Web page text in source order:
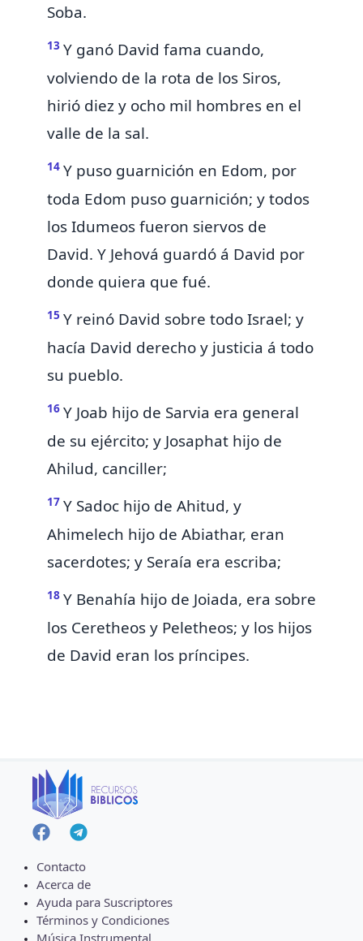
Soba.
13 Y ganó David fama cuando,
volviendo de la rota de los Siros,
hirió diez y ocho mil hombres en el
valle de la sal.
14 Y puso guarnición en Edom, por
toda Edom puso guarnición; ytodos
los Idumeos fueron siervos de
David. Y Jehová guardó á David por
donde quiera que fué.
15 Y reinó David sobre todo Israel; y
hacía David derecho y justicia á todo
su pueblo.
16 Y Joab hijo de Sarvia era general
de su ejército; y Josaphat hijo de
Ahilud, canciller;
17 Y Sadoc hijo de Ahitud, y
Ahimelech hijo de Abiathar, eran
sacerdotes; y Seraía era escriba;
18 Y Benahía hijo de Joiada, era sobre
los Ceretheos y Peletheos; y los hijos
de David eran los príncipes.
Contacto
Acerca de
Ayuda para Suscriptores
Términos y Condiciones